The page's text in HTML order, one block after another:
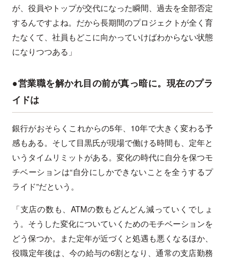
が、役員やトップが交代になった瞬間、過去を全部否定
するんですよね。だから長期間のプロジェクトが全く育
たなくて、社員もどこに向かっていけばわからない状態
になりつつある」
●営業職を解かれ目の前が真っ暗に。現在のプラ
イドは
銀行がおそらくこれからの5年、10年で大きく変わる予
感もある。そして目黒氏が現場で働ける時間も、定年と
いうタイムリミットがある。変化の時代に自分を保つモ
チベーションは“自分にしかできないことを全うするプ
ライド”だという。
「支店の数も、ATMの数もどんどん減っていくでしょ
う。そうした変化についていくためのモチベーションを
どう保つか。また定年が近づくと処遇も悪くなるほか、
役職定年後は、今の給与の6割となり、通常の支店勤務